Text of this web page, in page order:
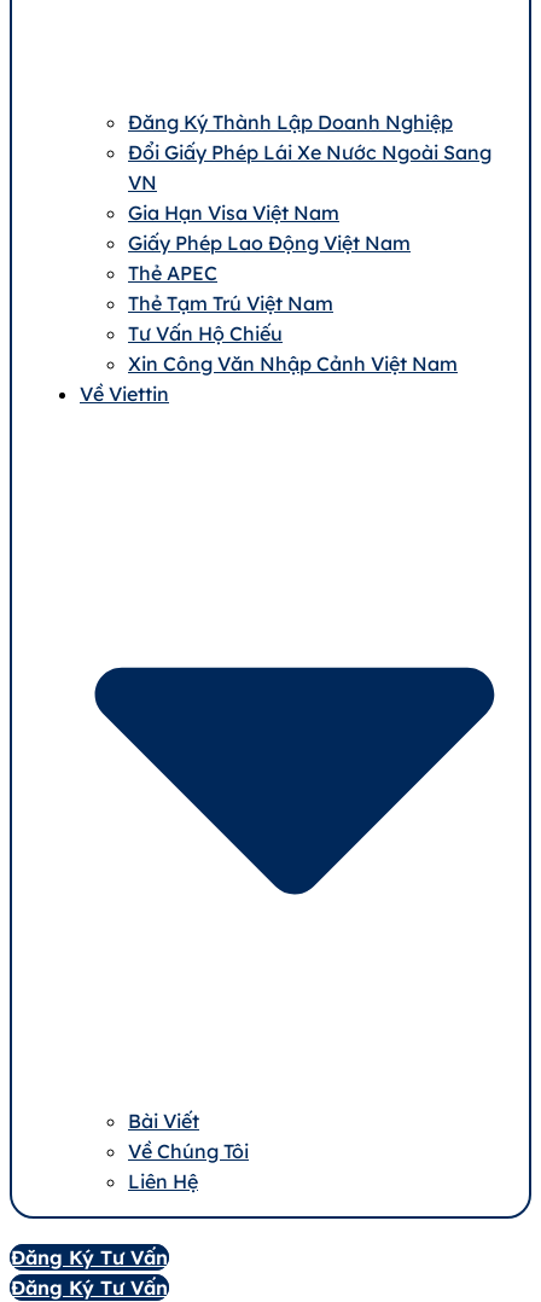
Đăng Ký Thành Lập Doanh Nghiệp
Đổi Giấy Phép Lái Xe Nước Ngoài Sang
VN
Gia Hạn Visa Việt Nam
Giấy Phép Lao Động Việt Nam
Thẻ APEC
Thẻ Tạm Trú Việt Nam
Tư Vấn Hộ Chiếu
Xin Công Văn Nhập Cảnh Việt Nam
Về Viettin
Bài Viết
Về Chúng Tôi
Liên Hệ
Đăng Ký Tư Vấn
Đăng Ký Tư Vấn